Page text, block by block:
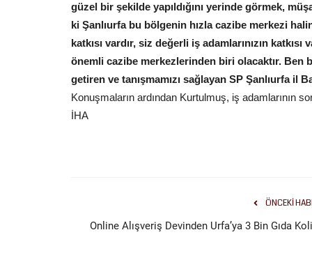
güzel bir şekilde yapıldığını yerinde görmek,
ki Şanlıurfa bu bölgenin hızla cazibe merkezi
katkısı vardır, siz değerli iş adamlarınızın
önemli cazibe merkezlerinden biri olacaktır. Ben
getiren ve tanışmamızı sağlayan SP Şanlıurfa il
Konuşmaların ardından Kurtulmuş, iş adamlarının
İHA
ÖNCEKI
Online Alışveriş Devinden Urfa’ya 3 Bin Gıda